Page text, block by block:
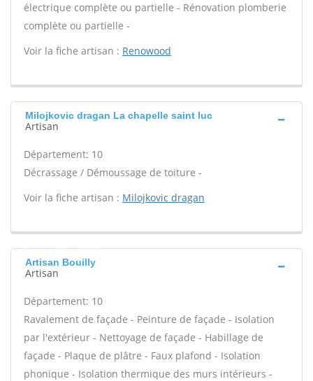
électrique complète ou partielle - Rénovation plomberie
complète ou partielle -
Voir la fiche artisan : Renowood
Milojkovic dragan La chapelle saint luc
Artisan
Département: 10
Décrassage / Démoussage de toiture -
Voir la fiche artisan : Milojkovic dragan
Artisan Bouilly
Artisan
Département: 10
Ravalement de façade - Peinture de façade - Isolation
par l'extérieur - Nettoyage de façade - Habillage de
façade - Plaque de plâtre - Faux plafond - Isolation
phonique - Isolation thermique des murs intérieurs -